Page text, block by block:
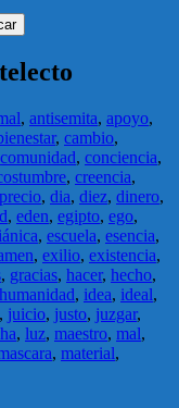
, antisemita, apoyo,
, cambio,
comunidad, conciencia,
, creencia,
, dia, diez, dinero,
, eden, egipto, ego,
, escuela, esencia,
, exilio, existencia,
, gracias, hacer, hecho,
humanidad, idea, ideal,
, juicio, justo, juzgar,
, luz, maestro, mal,
, material,